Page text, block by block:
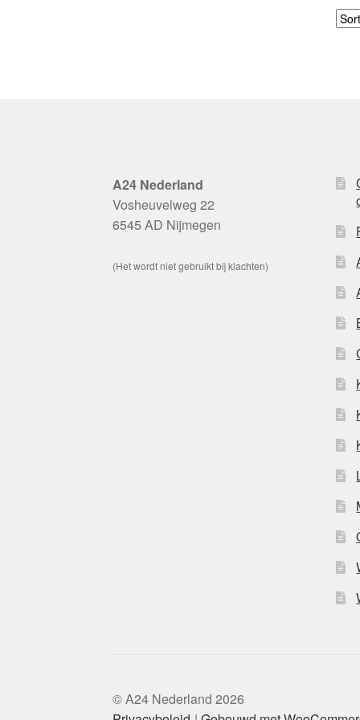
A24 Nederland
Vosheuvelweg 22
6545 AD Nijmegen
(Het wordt niet gebruikt bij klachten)
© A24 Nederland 2026